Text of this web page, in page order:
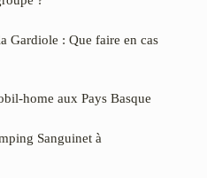
Gardiole : Que faire en cas
home aux Pays Basque
Sanguinet à